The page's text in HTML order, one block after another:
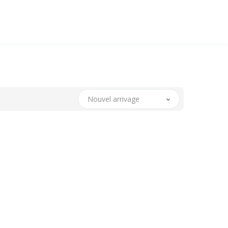
Nouvel arrivage